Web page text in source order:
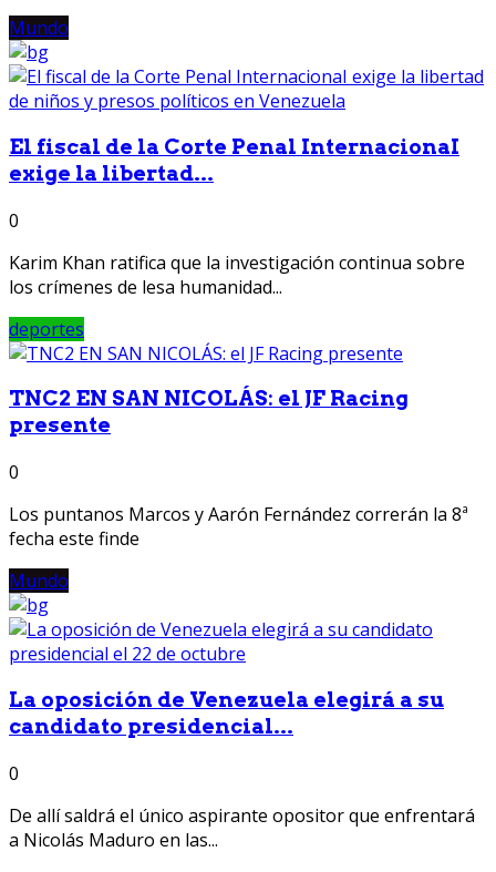
Mundo
El fiscal de la Corte Penal InternacionaI
exige la libertad...
0
Karim Khan ratifica que la investigación continua sobre
los crímenes de lesa humanidad...
deportes
TNC2 EN SAN NICOLÁS: el JF Racing
presente
0
Los puntanos Marcos y Aarón Fernández correrán la 8ª
fecha este finde
Mundo
La oposición de Venezuela elegirá a su
candidato presidencial...
0
De allí saldrá el único aspirante opositor que enfrentará
a Nicolás Maduro en las...